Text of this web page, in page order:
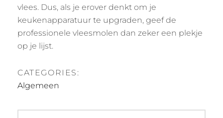
vlees. Dus, als je erover denkt om je
keukenapparatuur te upgraden, geef de
professionele vleesmolen dan zeker een plekje
op je lijst.
CATEGORIES:
Algemeen